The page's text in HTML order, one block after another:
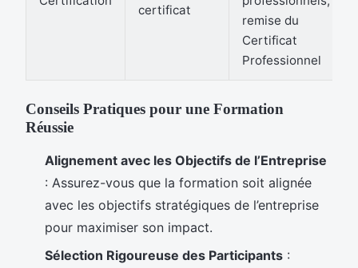
certificat
remise du
Certificat
Professionnel
Conseils Pratiques pour une Formation
Réussie
Alignement avec les Objectifs de l’Entreprise
: Assurez-vous que la formation soit alignée
avec les objectifs stratégiques de l’entreprise
pour maximiser son impact.
Sélection Rigoureuse des Participants :